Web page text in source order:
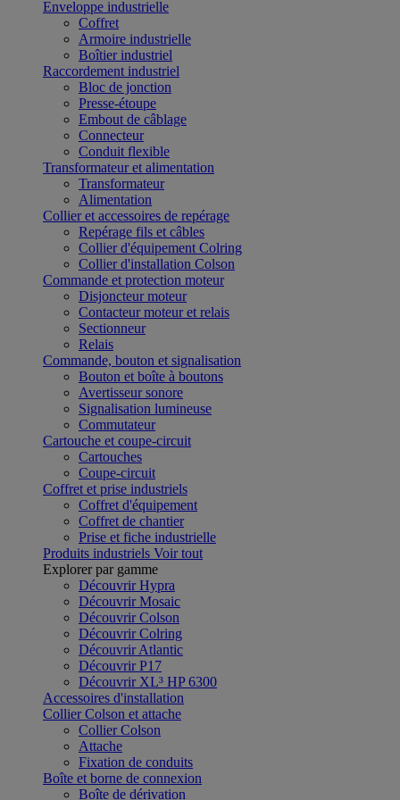
Enveloppe industrielle
Coffret
Armoire industrielle
Boîtier industriel
Raccordement industriel
Bloc de jonction
Presse-étoupe
Embout de câblage
Connecteur
Conduit flexible
Transformateur et alimentation
Transformateur
Alimentation
Collier et accessoires de repérage
Repérage fils et câbles
Collier d'équipement Colring
Collier d'installation Colson
Commande et protection moteur
Disjoncteur moteur
Contacteur moteur et relais
Sectionneur
Relais
Commande, bouton et signalisation
Bouton et boîte à boutons
Avertisseur sonore
Signalisation lumineuse
Commutateur
Cartouche et coupe-circuit
Cartouches
Coupe-circuit
Coffret et prise industriels
Coffret d'équipement
Coffret de chantier
Prise et fiche industrielle
Produits industriels Voir tout
Explorer par gamme
Découvrir Hypra
Découvrir Mosaic
Découvrir Colson
Découvrir Colring
Découvrir Atlantic
Découvrir P17
Découvrir XL³ HP 6300
Accessoires d'installation
Collier Colson et attache
Collier Colson
Attache
Fixation de conduits
Boîte et borne de connexion
Boîte de dérivation